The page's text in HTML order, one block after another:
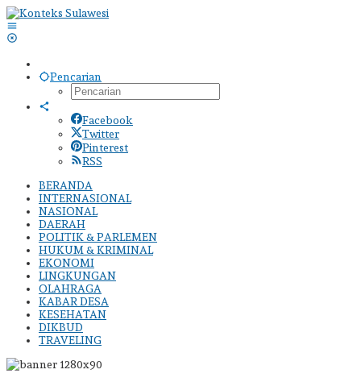
Lewati
ke
konten
Pencarian
Facebook
Twitter
Pinterest
RSS
BERANDA
INTERNASIONAL
NASIONAL
DAERAH
POLITIK & PARLEMEN
HUKUM & KRIMINAL
EKONOMI
LINGKUNGAN
OLAHRAGA
KABAR DESA
KESEHATAN
DIKBUD
TRAVELING